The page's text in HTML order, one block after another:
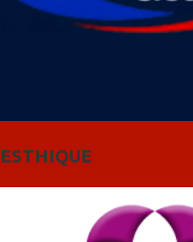
ESTHIQUE